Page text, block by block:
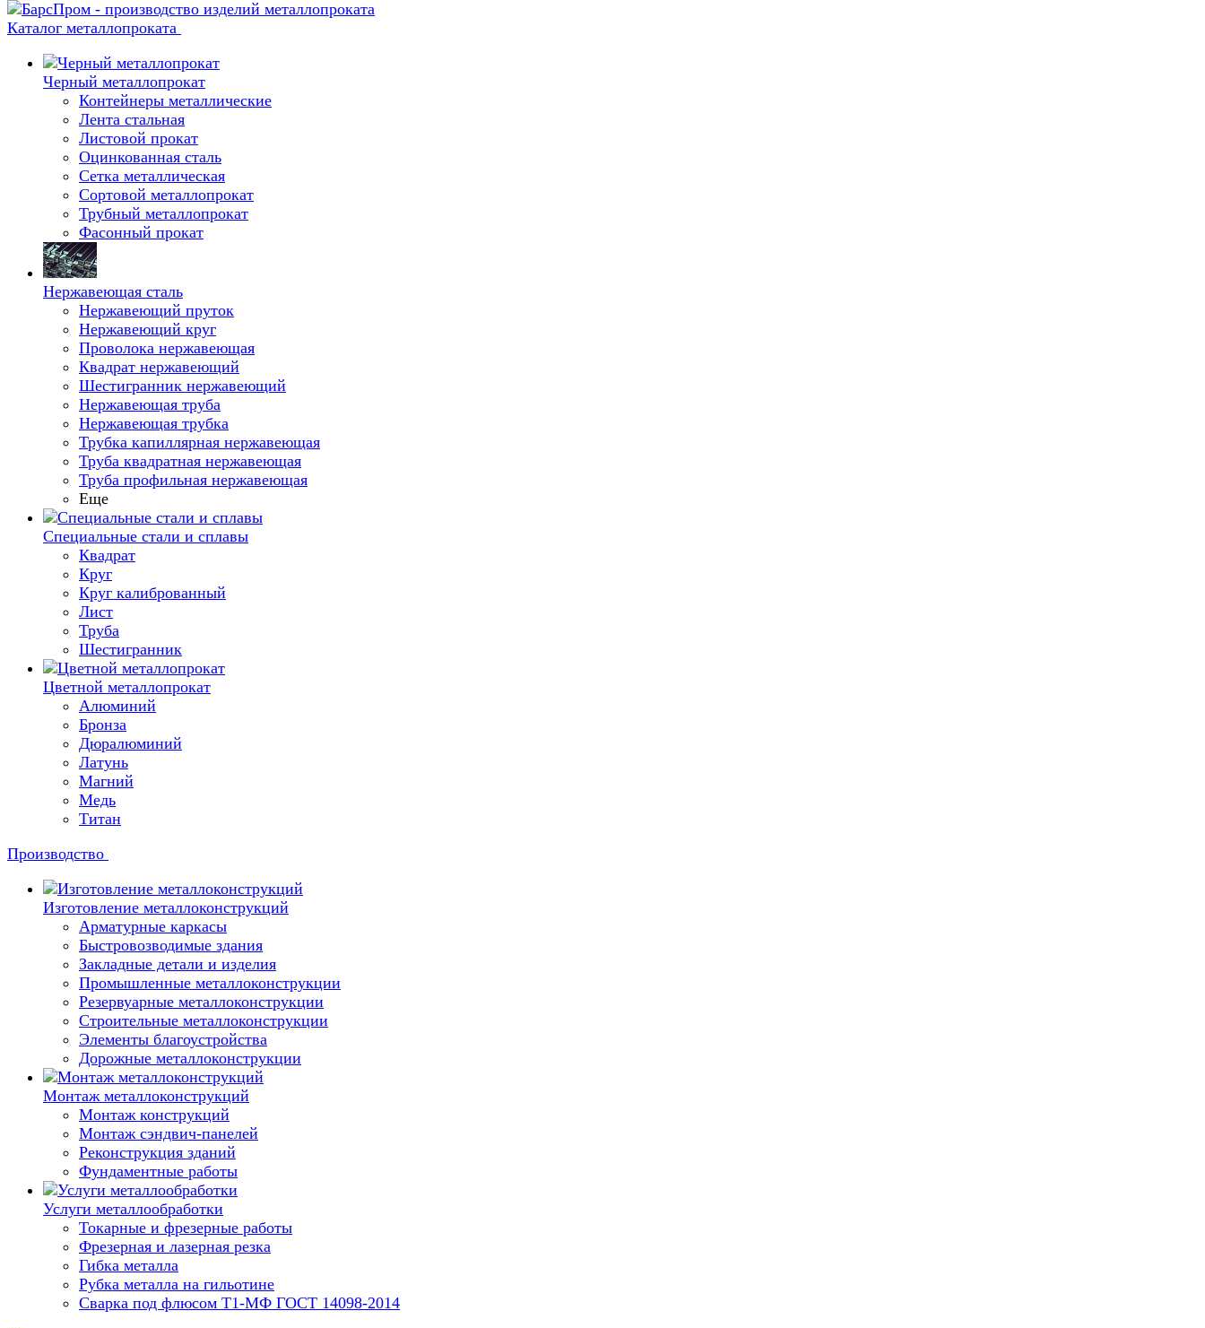
Каталог металлопроката
Черный металлопрокат
Контейнеры металлические
Лента стальная
Листовой прокат
Оцинкованная сталь
Сетка металлическая
Сортовой металлопрокат
Трубный металлопрокат
Фасонный прокат
Нержавеющая сталь
Нержавеющий пруток
Нержавеющий круг
Проволока нержавеющая
Квадрат нержавеющий
Шестигранник нержавеющий
Нержавеющая труба
Нержавеющая трубка
Трубка капиллярная нержавеющая
Труба квадратная нержавеющая
Труба профильная нержавеющая
Еще
Специальные стали и сплавы
Квадрат
Круг
Круг калиброванный
Лист
Труба
Шестигранник
Цветной металлопрокат
Алюминий
Бронза
Дюралюминий
Латунь
Магний
Медь
Титан
Производство
Изготовление металлоконструкций
Арматурные каркасы
Быстровозводимые здания
Закладные детали и изделия
Промышленные металлоконструкции
Резервуарные металлоконструкции
Строительные металлоконструкции
Элементы благоустройства
Дорожные металлоконструкции
Монтаж металлоконструкций
Монтаж конструкций
Монтаж сэндвич-панелей
Реконструкция зданий
Фундаментные работы
Услуги металлообработки
Токарные и фрезерные работы
Фрезерная и лазерная резка
Гибка металла
Рубка металла на гильотине
Сварка под флюсом Т1-МФ ГОСТ 14098-2014